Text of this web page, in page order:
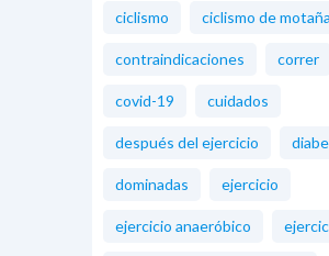
ciclismo ciclismo de motaña
contraindicaciones correr
covid-19 cuidados
después del ejercicio
dominadas ejercicio
ejercicio anaeróbico